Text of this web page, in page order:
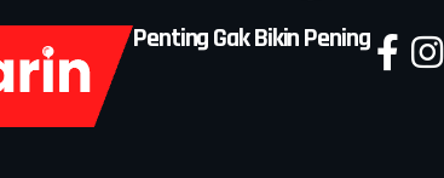
Penting Gak Bikin Pening